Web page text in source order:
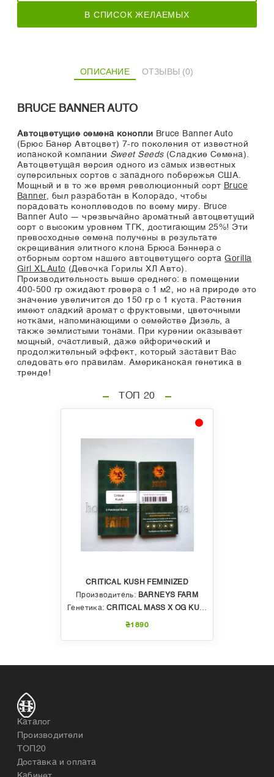
В СПИСОК ЖЕЛАЕМЫХ
ОПИСАНИЕ ОТЗЫВЫ (0)
BRUCE BANNER AUTO
Автоцветущие семена конопли Bruce Banner Auto
(Брюс Банер Автоцвет) 7-го поколения от известной
испанской компании Sweet Seeds(Сладкие Семена).
Автоцветущая версия одного из самых известных
суперсильных сортов с западного побережья США.
Мощный и в то же время революционный сорт Bruce
Banner, был разработан в Колорадо, чтобы
порадовать коноплеводов по всему миру. Bruce
Banner Auto — чрезвычайно ароматный автоцветущий
сорт с высоким уровнем ТГК, достигающим 25%! Эти
превосходные семена получены в результате
скрещивания элитного клона Брюса Бэннера с
отборным сортом нашего автоцветущего сортаGorilla
Girl XL Auto (Девочка Горилы ХЛ Авто).
Производительность выше среднего: в помещении
400-500 гр ожидают гровера с 1 м2, но на природе это
значение увеличится до 150 гр с 1 куста. Растения
имеют сладкий аромат с фруктовыми, цветочными
нотками, напоминающими о семействе Дизель, а
также землистыми тонами. При курении оказывает
мощный, счастливый, даже эйфорический и
продолжительный эффект, который заставит Вас
следовать его правилам. Американская генетика в
тренде!
ТОП 20
CRITICAL KUSH FEMINIZED
Производитель: BARNEYS FARM
Генетика: CRITICAL MASS X OG KUSH
₴1890
Каталог
Производители
ТОП20
Доставка и оплата